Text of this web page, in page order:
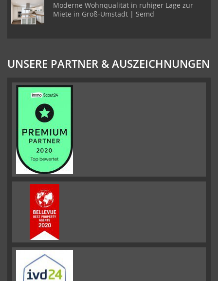
Moderne Wohnqualität in ruhiger Lage zur
Miete in Groß-Umstadt | Semd
UNSERE PARTNER & AUSZEICHNUNGEN